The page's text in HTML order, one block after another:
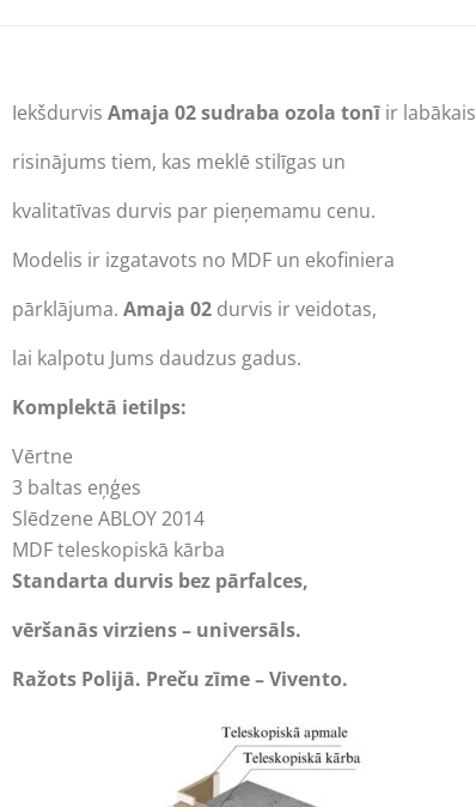
Iekšdurvis Amaja 02 sudraba ozola tonī ir labākais
risinājums tiem, kas meklē stilīgas un
kvalitatīvas durvis par pieņemamu cenu.
Modelis ir izgatavots no MDF un ekofiniera
pārklājuma. Amaja 02 durvis ir veidotas,
lai kalpotu Jums daudzus gadus.
Komplektā ietilps:
Vērtne
3 baltas eņģes
Slēdzene ABLOY 2014
MDF teleskopiskā kārba
Standarta durvis bez pārfalces,
vēršanās virziens – universāls.
Ražots Polijā. Preču zīme – Vivento.